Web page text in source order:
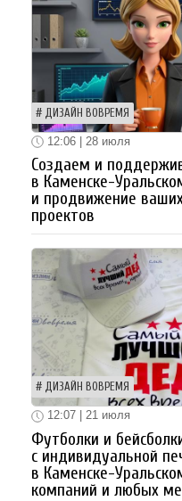
ДИЗАЙН ВОВРЕМЯ
12:06 | 28 июля
Создаем и
в Каменске-
и продвижение
проектов
ДИЗАЙН ВОВРЕМЯ
12:07 | 21 июля
Футболки и
с индивидуальной
в Каменске-
компаний и любых